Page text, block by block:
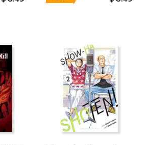
$ 8.49
15%
dcto.